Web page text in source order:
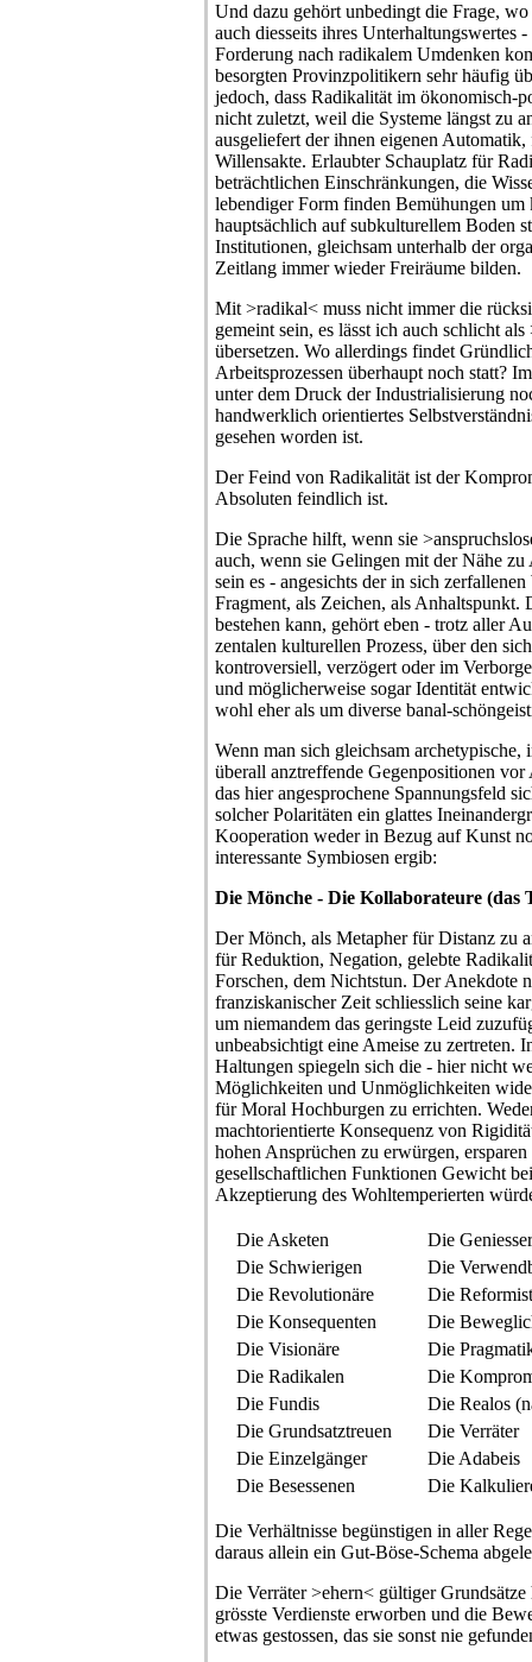
Und dazu gehört unbedingt die Frage,
auch diesseits ihres Unterhaltungswertes
Forderung nach radikalem Umdenken
besorgten Provinzpolitikern sehr häufig
jedoch, dass Radikalität im ökonomisch-
nicht zuletzt, weil die Systeme längst zu
ausgeliefert der ihnen eigenen
Willensakte. Erlaubter Schauplatz für
beträchtlichen Einschränkungen, die
lebendiger Form finden Bemühungen
hauptsächlich auf subkulturellem Boden
Institutionen, gleichsam unterhalb der
Zeitlang immer wieder Freiräume bilden.
Mit >radikal< muss nicht immer die
gemeint sein, es lässt ich auch schlicht
übersetzen. Wo allerdings findet
Arbeitsprozessen überhaupt noch statt?
unter dem Druck der Industrialisierung
handwerklich orientiertes
gesehen worden ist.
Der Feind von Radikalität ist der
Absoluten feindlich ist.
Die Sprache hilft, wenn sie
auch, wenn sie Gelingen mit der Nähe
sein es - angesichts der in sich
Fragment, als Zeichen, als Anhaltspunkt.
bestehen kann, gehört eben - trotz aller
zentalen kulturellen Prozess, über den
kontroversiell, verzögert oder im
und möglicherweise sogar Identität
wohl eher als um diverse banal-
Wenn man sich gleichsam archetypische,
überall anztreffende Gegenpositionen
das hier angesprochene Spannungsfeld
solcher Polaritäten ein glattes
Kooperation weder in Bezug auf Kunst
interessante Symbiosen ergib:
Die Mönche - Die Kollaborateure (das
Der Mönch, als Metapher für Distanz zu
für Reduktion, Negation, gelebte
Forschen, dem Nichtstun. Der Anekdote
franziskanischer Zeit schliesslich seine
um niemandem das geringste Leid
unbeabsichtigt eine Ameise zu zertreten.
Haltungen spiegeln sich die - hier nicht
Möglichkeiten und Unmöglichkeiten
für Moral Hochburgen zu errichten.
machtorientierte Konsequenz von
hohen Ansprüchen zu erwürgen,
gesellschaftlichen Funktionen Gewicht
Akzeptierung des Wohltemperierten
Die Asketen
Die Geniesser
Die Schwierigen
Die
Die Revolutionäre
Die
Die Konsequenten
Die
Die Visionäre
Die
Die Radikalen
Die
Die Fundis
Die Realos
Die Grundsatztreuen
Die Verräter
Die Einzelgänger
Die Adabeis
Die Besessenen
Die
Die Verhältnisse begünstigen in aller
daraus allein ein Gut-Böse-Schema
Die Verräter >ehern< gültiger
grösste Verdienste erworben und die
etwas gestossen, das sie sonst nie